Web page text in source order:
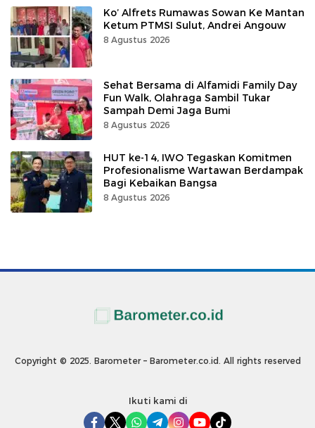
Ko’ Alfrets Rumawas Sowan Ke Mantan
Ketum PTMSI Sulut, Andrei Angouw
8 Agustus 2026
Sehat Bersama di Alfamidi Family Day
Fun Walk, Olahraga Sambil Tukar
Sampah Demi Jaga Bumi
8 Agustus 2026
HUT ke-14, IWO Tegaskan Komitmen
Profesionalisme Wartawan Berdampak
Bagi Kebaikan Bangsa
8 Agustus 2026
Copyright © 2025. Barometer – Barometer.co.id. All rights reserved
Ikuti kami di